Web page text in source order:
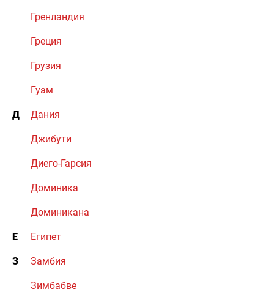
Гренландия
Греция
Грузия
Гуам
Д Дания
Джибути
Диего-Гарсия
Доминика
Доминикана
Е Египет
З Замбия
Зимбабве